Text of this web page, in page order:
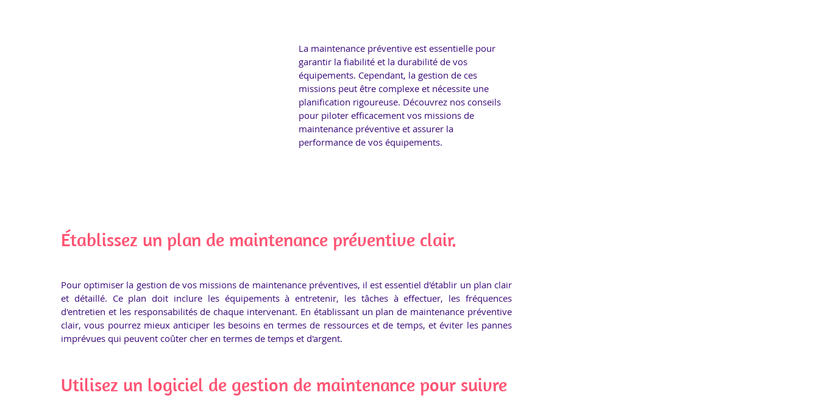
La maintenance préventive est essentielle pour
garantir la fiabilité et la durabilité de vos
équipements. Cependant, la gestion de ces
missions peut être complexe et nécessite une
planification rigoureuse. Découvrez nos conseils
pour piloter efficacement vos missions de
maintenance préventive et assurer la
performance de vos équipements.
Établissez un plan de maintenance préventive clair.
Pour optimiser la gestion de vos missions de maintenance préventives, il est essentiel d'établir un plan clair
et détaillé. Ce plan doit inclure les équipements à entretenir, les tâches à effectuer, les fréquences
d'entretien et les responsabilités de chaque intervenant. En établissant un plan de maintenance préventive
clair, vous pourrez mieux anticiper les besoins en termes de ressources et de temps, et éviter les pannes
imprévues qui peuvent coûter cher en termes de temps et d'argent.
Utilisez un logiciel de gestion de maintenance pour suivre